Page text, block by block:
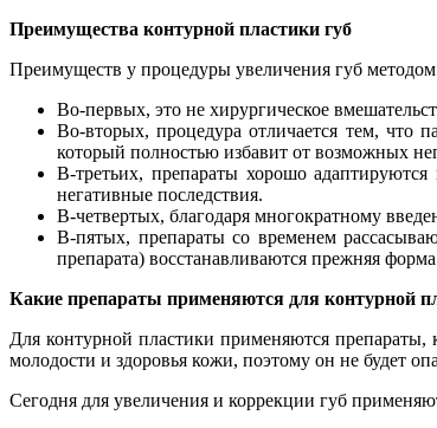
Преимущества контурной пластики губ
Преимуществ у процедуры увеличения губ
Во-первых, это не хирургическое
Во-вторых, процедура отличается тем, что
который полностью избавит от возможных
В-третьих, препараты хорошо
негативные последствия.
В-четвертых, благодаря многократному
В-пятых, препараты со временем
препарата) восстанавливаются прежняя
Какие препараты применяются для контурной
Для контурной пластики применяются препараты,
молодости и здоровья кожи, поэтому он не будет
Сегодня для увеличения и коррекции губ